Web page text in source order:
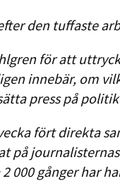
den tuffaste
för att
innebär, om
press på
fört direkta
på
000 gånger har